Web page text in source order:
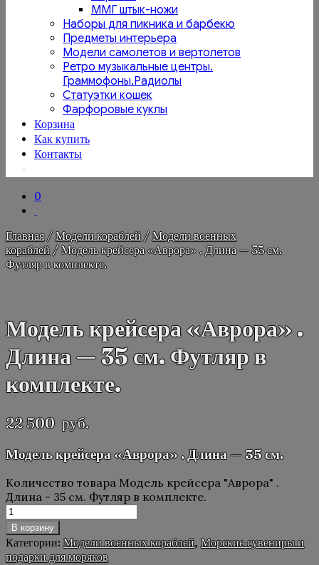
ММГ штык-ножи
Наборы для пикника и барбекю
Предметы интерьера
Модели самолетов и вертолетов
Ретро музыкальные центры.
Граммофоны.Радиолы
Статуэтки кошек
Фарфоровые куклы
Корзина
Как купить
Контакты
0
Главная/Модели кораблей /Модели военных
кораблей / Модель крейсера «Аврора» . Длина — 35 см.
Футляр в комплекте.
Модель крейсера «Аврора» .
Длина — 35 см. Футляр в
комплекте.
22 500 руб.
Модель крейсера «Аврора» . Длина — 35 см.
Количество товара Модель крейсера "Аврора" .
Длина - 35 см. Футляр в комплекте.
В корзину
Категории:Модели военных кораблей,Морские сувениры и
подарки для моряков